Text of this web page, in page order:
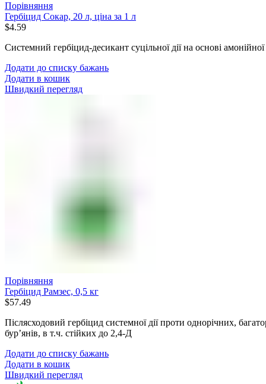
Порівняння
Гербіцид Сокар, 20 л, ціна за 1 л
$4.59
Системний гербіцид-десикант суцільної дії на основі амонійної
Додати до списку бажань
Додати в кошик
Швидкий перегляд
Порівняння
Гербіцид Рамзес, 0,5 кг
$57.49
Післясходовий гербіцид системної дії проти однорічних,
бур’янів, в т.ч. стійких до 2,4-Д
Додати до списку бажань
Додати в кошик
Швидкий перегляд